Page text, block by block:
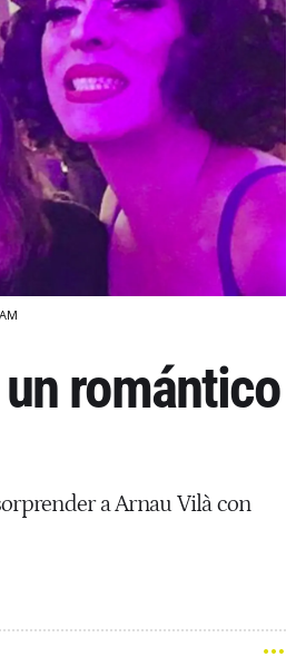
romántico
a Arnau Vilà con